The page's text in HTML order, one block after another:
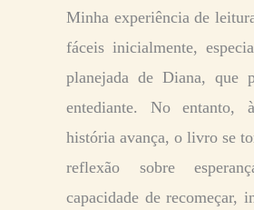
Minha experiência de
fáceis inicialmente,
planejada de Diana, que
entediante. No entanto,
história avança, o livro se
reflexão sobre
capacidade de recomeçar,